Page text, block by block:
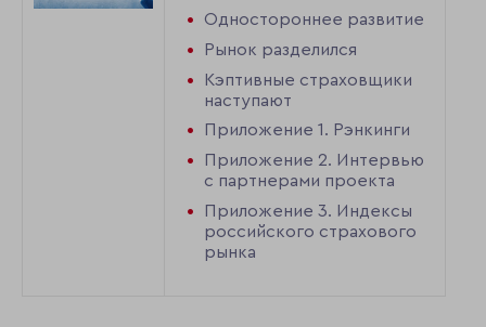
Одностороннее развитие
Рынок разделился
Кэптивные страховщики
наступают
Приложение 1. Рэнкинги
Приложение 2. Интервью
с партнерами проекта
Приложение 3. Индексы
российского страхового
рынка